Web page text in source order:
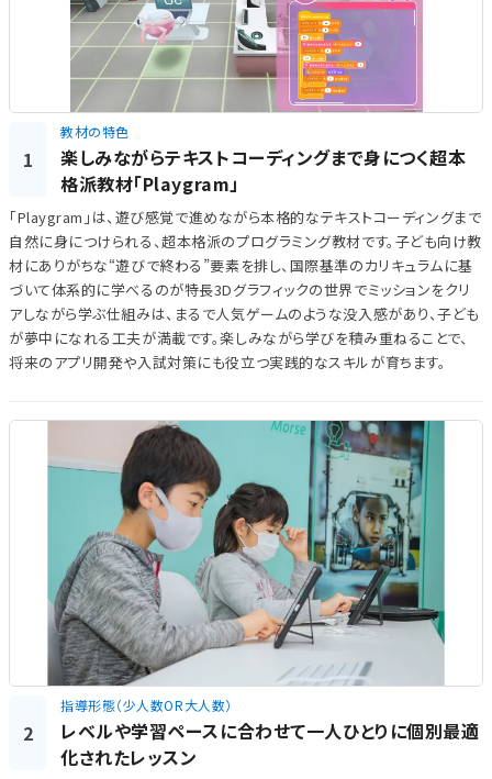
1
教材の特色
楽しみながらテキストコーディングまで身につく超本
格派教材「Playgram」
「Playgram」は、遊び感覚で進めながら本格的なテキストコーディングまで
自然に身につけられる、超本格派のプログラミング教材です。子ども向け教
材にありがちな“遊びで終わる”要素を排し、国際基準のカリキュラムに基
づいて体系的に学べるのが特長3Dグラフィックの世界でミッションをクリ
アしながら学ぶ仕組みは、まるで人気ゲームのような没入感があり、子ども
が夢中になれる工夫が満載です。楽しみながら学びを積み重ねることで、
将来のアプリ開発や入試対策にも役立つ実践的なスキルが育ちます。
2
指導形態（少人数OR大人数）
レベルや学習ペースに合わせて一人ひとりに個別最適
化されたレッスン